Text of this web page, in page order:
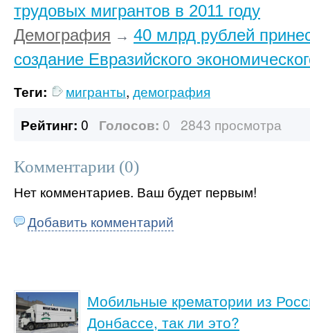
трудовых мигрантов в 2011 году
Демография → 40 млрд рублей
создание Евразийского
Теги: мигранты, демография
Рейтинг: 0 Голосов: 0 2843 просмотра
Комментарии (0)
Нет комментариев. Ваш будет первым!
Добавить комментарий
Мобильные крематории из
Донбассе, так ли это?